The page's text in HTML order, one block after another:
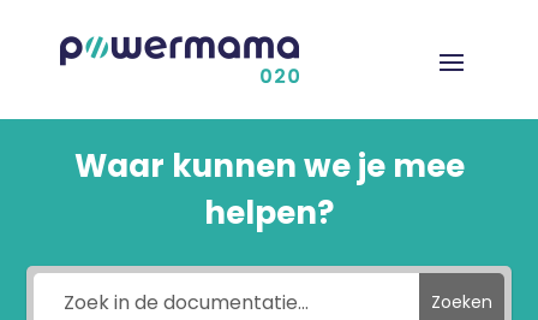
Waar kunnen we je mee
helpen?
Zoeken